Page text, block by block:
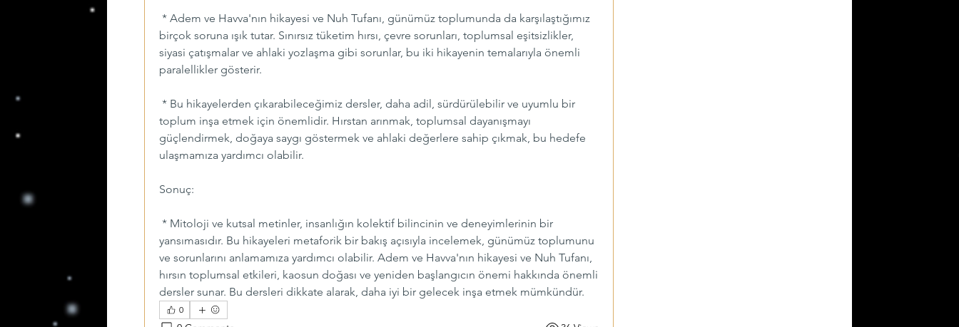
* Adem ve Havva'nın hikayesi ve Nuh Tufanı, günümüz toplumunda da karşılaştığımız
birçok soruna ışık tutar. Sınırsız tüketim hırsı, çevre sorunları, toplumsal eşitsizlikler,
siyasi çatışmalar ve ahlaki yozlaşma gibi sorunlar, bu iki hikayenin temalarıyla önemli
paralellikler gösterir.
* Bu hikayelerden çıkarabileceğimiz dersler, daha adil, sürdürülebilir ve uyumlu bir
toplum inşa etmek için önemlidir. Hırstan arınmak, toplumsal dayanışmayı
güçlendirmek, doğaya saygı göstermek ve ahlaki değerlere sahip çıkmak, bu hedefe
ulaşmamıza yardımcı olabilir.
Sonuç:
* Mitoloji ve kutsal metinler, insanlığın kolektif bilincinin ve deneyimlerinin bir
yansımasıdır. Bu hikayeleri metaforik bir bakış açısıyla incelemek, günümüz toplumunu
ve sorunlarını anlamamıza yardımcı olabilir. Adem ve Havva'nın hikayesi ve Nuh Tufanı,
hırsın toplumsal etkileri, kaosun doğası ve yeniden başlangıcın önemi hakkında önemli
dersler sunar. Bu dersleri dikkate alarak, daha iyi bir gelecek inşa etmek mümkündür.
0